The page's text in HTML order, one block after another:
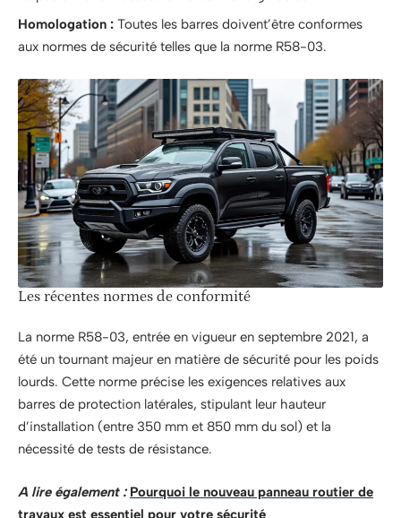
Homologation : Toutes les barres doivent’être conformes
aux normes de sécurité telles que la norme R58-03.
Les récentes normes de conformité
La norme R58-03, entrée en vigueur en septembre 2021, a
été un tournant majeur en matière de sécurité pour les poids
lourds. Cette norme précise les exigences relatives aux
barres de protection latérales, stipulant leur hauteur
d’installation (entre 350 mm et 850 mm du sol) et la
nécessité de tests de résistance.
A lire également : Pourquoi le nouveau panneau routier de
travaux est essentiel pour votre sécurité